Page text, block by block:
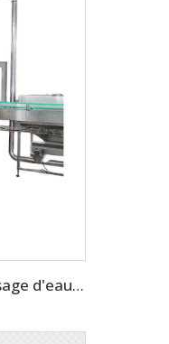
machine automatique de remplissage d'eau potable de 18 000 à 20 000 BPH